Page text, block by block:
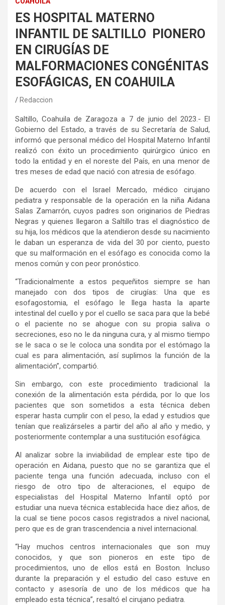
ES HOSPITAL MATERNO
INFANTIL DE SALTILLO PIONERO
EN CIRUGÍAS DE
MALFORMACIONES CONGÉNITAS
ESOFÁGICAS, EN COAHUILA
Redaccion
Saltillo, Coahuila de Zaragoza a 7 de junio del 2023.- El
Gobierno del Estado, a través de su Secretaría de Salud,
informó que personal médico del Hospital Materno Infantil
realizó con éxito un procedimiento quirúrgico único en
todo la entidad y en el noreste del País, en una menor de
tres meses de edad que nació con atresia de esófago.
De acuerdo con el Israel Mercado, médico cirujano
pediatra y responsable de la operación en la niña Aidana
Salas Zamarrón, cuyos padres son originarios de Piedras
Negras y quienes llegaron a Saltillo tras el diagnóstico de
su hija, los médicos que la atendieron desde su nacimiento
le daban un esperanza de vida del 30 por ciento, puesto
que su malformación en el esófago es conocida como la
menos común y con peor pronóstico.
“Tradicionalmente a estos pequeñitos siempre se han
manejado con dos tipos de cirugías: Una que es
esofagostomia, el esófago le llega hasta la aparte
intestinal del cuello y por el cuello se saca para que la bebé
o el paciente no se ahogue con su propia saliva o
secreciones, eso no le da ninguna cura, y al mismo tiempo
se le saca o se le coloca una sondita por el estómago la
cual es para alimentación, así suplimos la función de la
alimentación”, compartió.
Sin embargo, con este procedimiento tradicional la
conexión de la alimentación esta pérdida, por lo que los
pacientes que son sometidos a esta técnica deben
esperar hasta cumplir con el peso, la edad y estudios que
tenían que realizárseles a partir del año al año y medio, y
posteriormente contemplar a una sustitución esofágica.
Al analizar sobre la inviabilidad de emplear este tipo de
operación en Aidana, puesto que no se garantiza que el
paciente tenga una función adecuada, incluso con el
riesgo de otro tipo de alteraciones, el equipo de
especialistas del Hospital Materno Infantil optó por
estudiar una nueva técnica establecida hace diez años, de
la cual se tiene pocos casos registrados a nivel nacional,
pero que es de gran trascendencia a nivel internacional.
“Hay muchos centros internacionales que son muy
conocidos, y que son pioneros en este tipo de
procedimientos, uno de ellos está en Boston. Incluso
durante la preparación y el estudio del caso estuve en
contacto y asesoría de uno de los médicos que ha
empleado esta técnica”, resaltó el cirujano pediatra.